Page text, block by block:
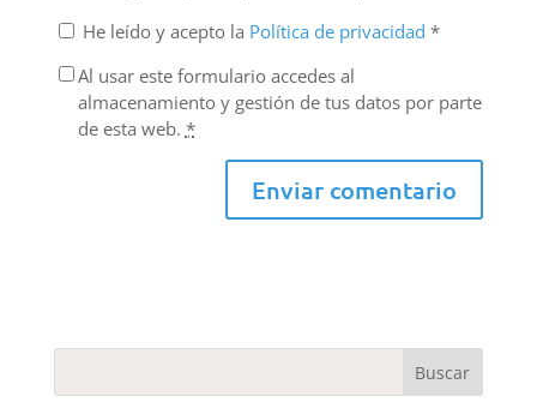
He leído y acepto la Política de privacidad *
Al usar este formulario accedes al
almacenamiento y gestión de tus datos por parte
de esta web. *